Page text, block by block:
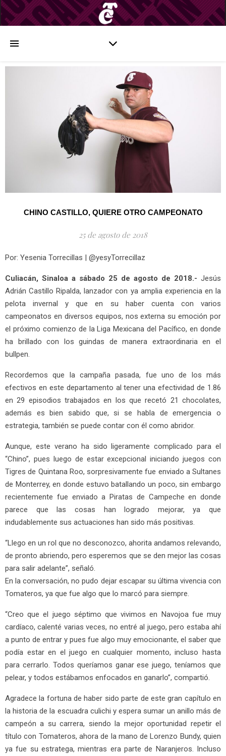
CHINO CASTILLO, QUIERE OTRO CAMPEONATO
25 de agosto de 2018
Por: Yesenia Torrecillas | @yesyTorrecillaz
Culiacán, Sinaloa a sábado 25 de agosto de 2018.- Jesús
Adrián Castillo Ripalda, lanzador con ya amplia experiencia en la
pelota invernal y que en su haber cuenta con varios
campeonatos en diversos equipos, nos externa su emoción por
el próximo comienzo de la Liga Mexicana del Pacífico, en donde
ha brillado con los guindas de manera extraordinaria en el
bullpen.
Recordemos que la campaña pasada, fue uno de los más
efectivos en este departamento al tener una efectividad de 1.86
en 29 episodios trabajados en los que recetó 21 chocolates,
además es bien sabido que, si se habla de emergencia o
estrategia, también se puede contar con él como abridor.
Aunque, este verano ha sido ligeramente complicado para el
“Chino”, pues luego de estar excepcional iniciando juegos con
Tigres de Quintana Roo, sorpresivamente fue enviado a Sultanes
de Monterrey, en donde estuvo batallando un poco, sin embargo
recientemente fue enviado a Piratas de Campeche en donde
parece que las cosas han logrado mejorar, ya que
indudablemente sus actuaciones han sido más positivas.
“Llego en un rol que no desconozco, ahorita andamos relevando,
de pronto abriendo, pero esperemos que se den mejor las cosas
para salir adelante”, señaló.
En la conversación, no pudo dejar escapar su última vivencia con
Tomateros, ya que fue algo que lo marcó para siempre.
“Creo que el juego séptimo que vivimos en Navojoa fue muy
cardíaco, calenté varias veces, no entré al juego, pero estaba ahí
a punto de entrar y pues fue algo muy emocionante, el saber que
podía estar en el juego en cualquier momento, incluso hasta
para cerrarlo. Todos queríamos ganar ese juego, teníamos que
pelear, y todos estábamos enfocados en ganarlo”, compartió.
Agradece la fortuna de haber sido parte de este gran capítulo en
la historia de la escuadra culichi y espera sumar un anillo más de
campeón a su carrera, siendo la mejor oportunidad repetir el
título con Tomateros, ahora de la mano de Lorenzo Bundy, quien
ya fue su estratega, mientras era parte de Naranjeros. Incluso